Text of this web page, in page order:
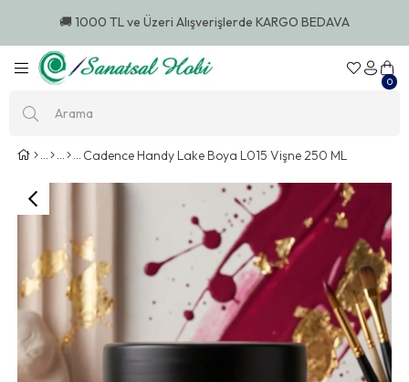
🚚 1000 TL ve Üzeri Alışverişlerde KARGO BEDAVA
0
Cadence Handy Lake Boya L015 Vişne 250 ML